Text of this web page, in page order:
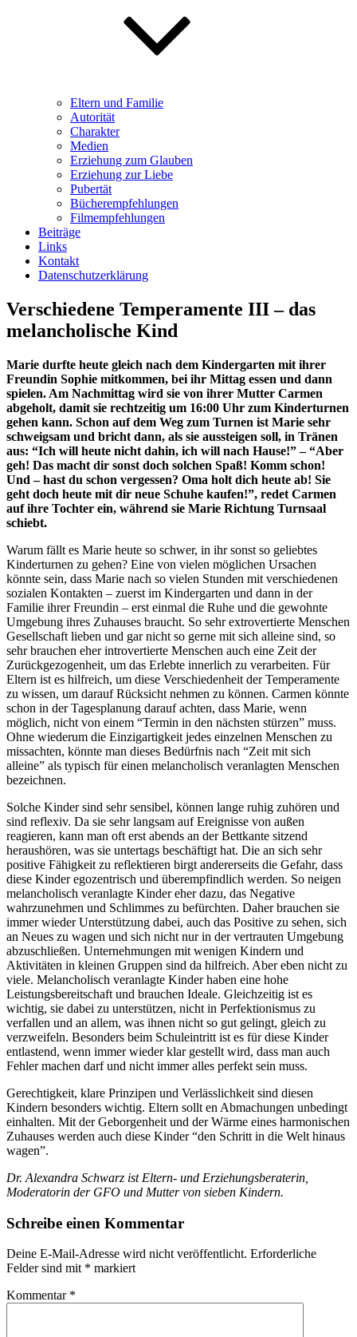
Eltern und Familie
Autorität
Charakter
Medien
Erziehung zum Glauben
Erziehung zur Liebe
Pubertät
Bücherempfehlungen
Filmempfehlungen
Beiträge
Links
Kontakt
Datenschutzerklärung
Verschiedene Temperamente III – das
melancholische Kind
Marie durfte heute gleich nach dem Kindergarten mit ihrer
Freundin Sophie mitkommen, bei ihr Mittag essen und dann
spielen. Am Nachmittag wird sie von ihrer Mutter Carmen
abgeholt, damit sie rechtzeitig um 16:00 Uhr zum Kinderturnen
gehen kann. Schon auf dem Weg zum Turnen ist Marie sehr
schweigsam und bricht dann, als sie aussteigen soll, in Tränen
aus: “Ich will heute nicht dahin, ich will nach Hause!” – “Aber
geh! Das macht dir sonst doch solchen Spaß! Komm schon!
Und – hast du schon vergessen? Oma holt dich heute ab! Sie
geht doch heute mit dir neue Schuhe kaufen!”, redet Carmen
auf ihre Tochter ein, während sie Marie Richtung Turnsaal
schiebt.
Warum fällt es Marie heute so schwer, in ihr sonst so geliebtes
Kinderturnen zu gehen? Eine von vielen möglichen Ursachen
könnte sein, dass Marie nach so vielen Stunden mit verschiedenen
sozialen Kontakten – zuerst im Kindergarten und dann in der
Familie ihrer Freundin – erst einmal die Ruhe und die gewohnte
Umgebung ihres Zuhauses braucht. So sehr extrovertierte Menschen
Gesellschaft lieben und gar nicht so gerne mit sich alleine sind, so
sehr brauchen eher introvertierte Menschen auch eine Zeit der
Zurückgezogenheit, um das Erlebte innerlich zu verarbeiten. Für
Eltern ist es hilfreich, um diese Verschiedenheit der Temperamente
zu wissen, um darauf Rücksicht nehmen zu können. Carmen könnte
schon in der Tagesplanung darauf achten, dass Marie, wenn
möglich, nicht von einem “Termin in den nächsten stürzen” muss.
Ohne wiederum die Einzigartigkeit jedes einzelnen Menschen zu
missachten, könnte man dieses Bedürfnis nach “Zeit mit sich
alleine” als typisch für einen melancholisch veranlagten Menschen
bezeichnen.
Solche Kinder sind sehr sensibel, können lange ruhig zuhören und
sind reflexiv. Da sie sehr langsam auf Ereignisse von außen
reagieren, kann man oft erst abends an der Bettkante sitzend
heraushören, was sie untertags beschäftigt hat. Die an sich sehr
positive Fähigkeit zu reflektieren birgt andererseits die Gefahr, dass
diese Kinder egozentrisch und überempfindlich werden. So neigen
melancholisch veranlagte Kinder eher dazu, das Negative
wahrzunehmen und Schlimmes zu befürchten. Daher brauchen sie
immer wieder Unterstützung dabei, auch das Positive zu sehen, sich
an Neues zu wagen und sich nicht nur in der vertrauten Umgebung
abzuschließen. Unternehmungen mit wenigen Kindern und
Aktivitäten in kleinen Gruppen sind da hilfreich. Aber eben nicht zu
viele. Melancholisch veranlagte Kinder haben eine hohe
Leistungsbereitschaft und brauchen Ideale. Gleichzeitig ist es
wichtig, sie dabei zu unterstützen, nicht in Perfektionismus zu
verfallen und an allem, was ihnen nicht so gut gelingt, gleich zu
verzweifeln. Besonders beim Schuleintritt ist es für diese Kinder
entlastend, wenn immer wieder klar gestellt wird, dass man auch
Fehler machen darf und nicht immer alles perfekt sein muss.
Gerechtigkeit, klare Prinzipen und Verlässlichkeit sind diesen
Kindern besonders wichtig. Eltern sollt en Abmachungen unbedingt
einhalten. Mit der Geborgenheit und der Wärme eines harmonischen
Zuhauses werden auch diese Kinder “den Schritt in die Welt hinaus
wagen”.
Dr. Alexandra Schwarz ist Eltern- und Erziehungsberaterin,
Moderatorin der GFO und Mutter von sieben Kindern.
Schreibe einen Kommentar
Deine E-Mail-Adresse wird nicht veröffentlicht. Erforderliche
Felder sind mit * markiert
Kommentar *